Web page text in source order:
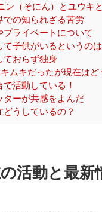
ン（そにん）とユウキ
での知られざる苦労
プライベートについて
て子供がいるというの
ておらず独身
ムキだったが現在はど
活動している！
ターが共感をよんだ
うしているの？
活動と最新